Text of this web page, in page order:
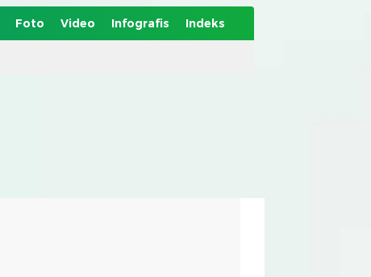
Foto Video Infografis Indeks